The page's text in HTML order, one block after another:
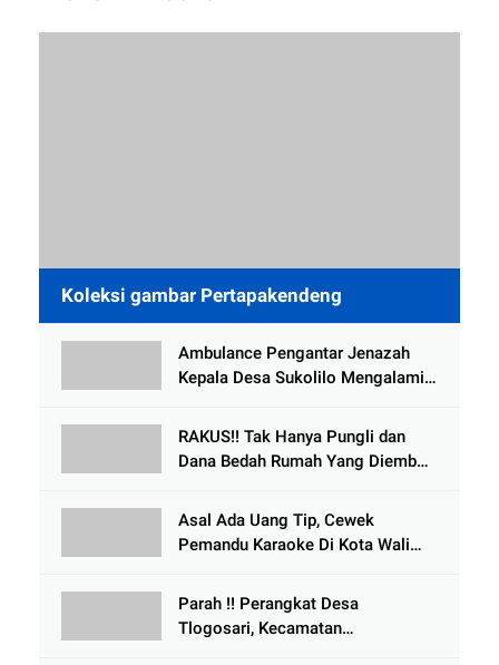
Koleksi gambar Pertapakendeng
Ambulance Pengantar Jenazah
Kepala Desa Sukolilo Mengalami
Meninggal Dunia
RAKUS!! Tak Hanya Pungli dan
Dana Bedah Rumah Yang Diembat,
Tlogowungu, di Duga
Selewengkan Bantuan Mushola
Asal Ada Uang Tip, Cewek
Pemandu Karaoke Di Kota Wali
Parah !! Perangkat Desa
Tlogosari, Kecamatan